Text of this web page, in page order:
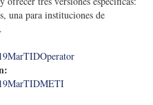
una para instituciones de